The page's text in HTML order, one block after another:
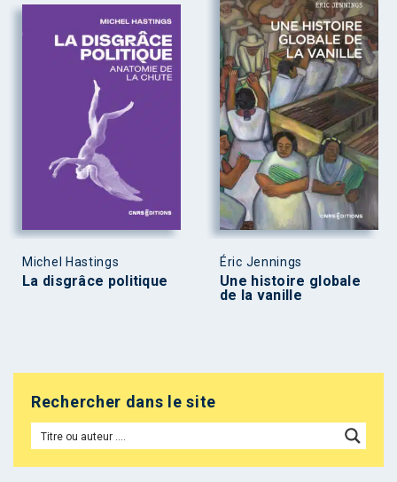
Michel Hastings
La disgrâce politique
Éric Jennings
Une histoire globale
de la vanille
Rechercher dans le site